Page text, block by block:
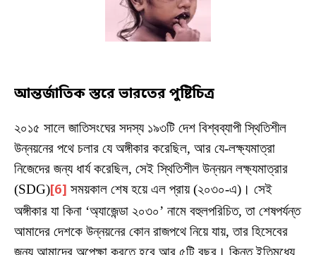
আন্তর্জাতিক স্তরে ভারতের পুষ্টিচিত্র
২০১৫ সালে জাতিসংঘের সদস্য ১৯৩টি দেশ বিশ্বব্যাপী স্থিতিশীল
উন্নয়নের পথে চলার যে অঙ্গীকার করেছিল, আর যে-লক্ষ্যমাত্রা
নিজেদের জন্য ধার্য করেছিল, সেই স্থিতিশীল উন্নয়ন লক্ষ্যমাত্রার
(SDG)[6] সময়কাল শেষ হয়ে এল প্রায় (২০৩০-এ)। সেই
অঙ্গীকার যা কিনা ‘অ্যাজেন্ডা ২০৩০’ নামে বহুলপরিচিত, তা শেষপর্যন্ত
আমাদের দেশকে উন্নয়নের কোন রাজপথে নিয়ে যায়, তার হিসেবের
জন্য আমাদের অপেক্ষা করতে হবে আর ৫টি বছর। কিন্তু ইতিমধ্যে